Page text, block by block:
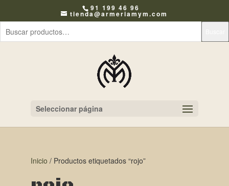
91 199 46 96
tienda@armeriamym.com
Seleccionar página
Inicio / Productos etiquetados “rojo”